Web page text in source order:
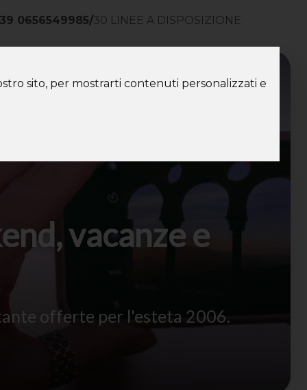
sito, per mostrarti contenuti personalizzati e
0656549985/30 LINEE A DISPOSIZIONE
vacanze e
offerte per l'esteta 2006.